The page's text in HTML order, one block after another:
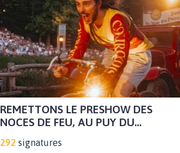
REMETTONS LE PRESHOW DES
NOCES DE FEU, AU PUY DU...
292 signatures